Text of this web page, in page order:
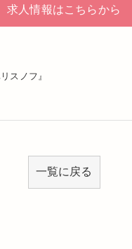
求人情報はこちらから
スノフ』
一覧に戻る